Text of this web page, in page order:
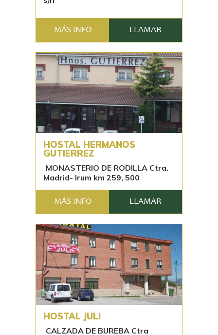
MÁS INFO LLAMAR
HOSTAL HERMANOS
GUTIERREZ
MONASTERIO DE RODILLA Ctra.
Madrid- Irum km 259, 500
MÁS INFO LLAMAR
HOSTAL JULI
CALZADA DE BUREBA Ctra